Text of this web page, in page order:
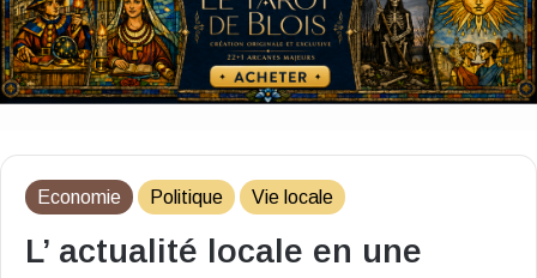
Economie Politique Vie locale
L’ actualité locale en une